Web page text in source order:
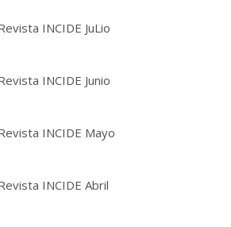
INCIDE JuLio
INCIDE Junio
INCIDE Mayo
INCIDE Abril